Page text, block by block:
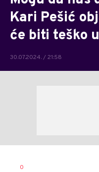
Kari Pešić
će biti teško
30.07.2024. / 21:58
AUTOR
0